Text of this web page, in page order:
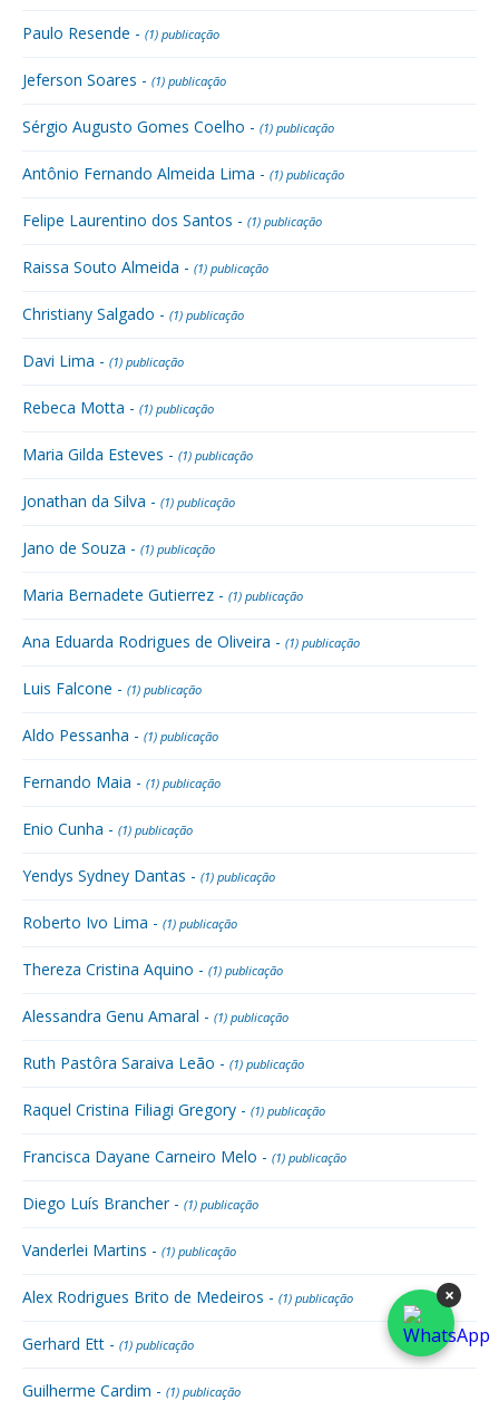
Paulo Resende - (1) publicação
Jeferson Soares - (1) publicação
Sérgio Augusto Gomes Coelho - (1) publicação
Antônio Fernando Almeida Lima - (1) publicação
Felipe Laurentino dos Santos - (1) publicação
Raissa Souto Almeida - (1) publicação
Christiany Salgado - (1) publicação
Davi Lima - (1) publicação
Rebeca Motta - (1) publicação
Maria Gilda Esteves - (1) publicação
Jonathan da Silva - (1) publicação
Jano de Souza - (1) publicação
Maria Bernadete Gutierrez - (1) publicação
Ana Eduarda Rodrigues de Oliveira - (1) publicação
Luis Falcone - (1) publicação
Aldo Pessanha - (1) publicação
Fernando Maia - (1) publicação
Enio Cunha - (1) publicação
Yendys Sydney Dantas - (1) publicação
Roberto Ivo Lima - (1) publicação
Thereza Cristina Aquino - (1) publicação
Alessandra Genu Amaral - (1) publicação
Ruth Pastôra Saraiva Leão - (1) publicação
Raquel Cristina Filiagi Gregory - (1) publicação
Francisca Dayane Carneiro Melo - (1) publicação
Diego Luís Brancher - (1) publicação
Vanderlei Martins - (1) publicação
Alex Rodrigues Brito de Medeiros - (1) publicação
Gerhard Ett - (1) publicação
Guilherme Cardim - (1) publicação
×